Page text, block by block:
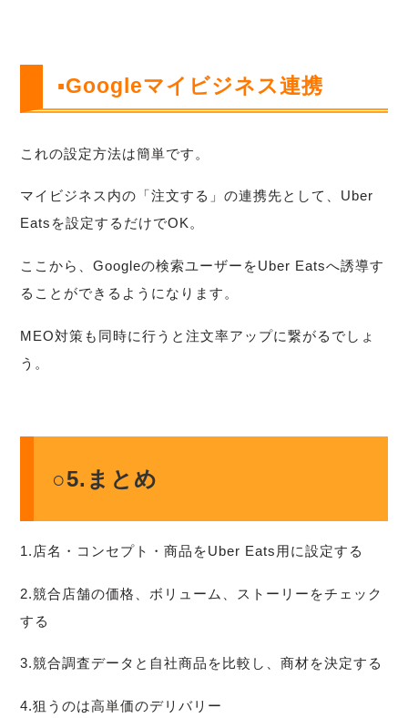
▪Googleマイビジネス連携
これの設定方法は簡単です。
マイビジネス内の「注文する」の連携先として、Uber
Eatsを設定するだけでOK。
ここから、Googleの検索ユーザーをUber Eatsへ誘導す
ることができるようになります。
MEO対策も同時に行うと注文率アップに繋がるでしょ
う。
○5.まとめ
1.店名・コンセプト・商品をUber Eats用に設定する
2.競合店舗の価格、ボリューム、ストーリーをチェック
する
3.競合調査データと自社商品を比較し、商材を決定する
4.狙うのは高単価のデリバリー